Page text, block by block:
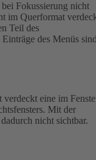
Fokussierung nicht
im Querformat
Teil des
des Menüs
eine im
Mit der
nicht sichtbar.